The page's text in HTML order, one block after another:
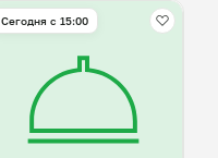
Сегодня с 15:00